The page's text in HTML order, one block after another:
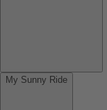
My Sunny Ride